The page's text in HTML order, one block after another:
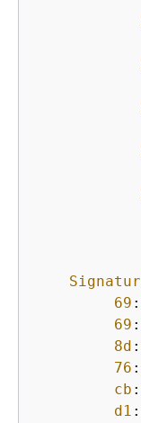
69 :
69 :
8d
76 :
cb :
d1